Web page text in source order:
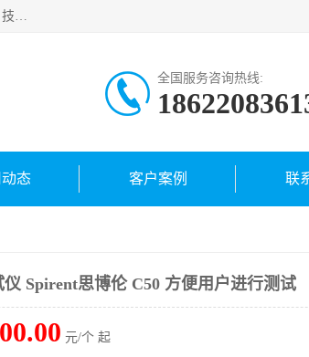
天津市信仪科科技有限公司成立于2013年，注册地位于天津市西青区。经营范围包括计算机软件、电子产品、仪器技术开发、技术转让、技术咨询、技术服务、网络工程、电子监控工程安装等；主要产品有：网络流量测试仪、Ixia XM2、XM12、XGS2、XGS12、400T、1600T、X16网络协议分析仪，Agilent N2X 等等各种型号，欢迎来电咨询。
全国服务咨询热线:
态 客户案例 联
Spirent思博伦 C50 方便用户进行测试
元/个 起